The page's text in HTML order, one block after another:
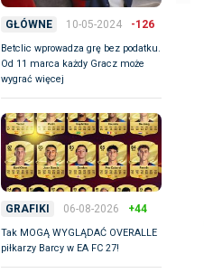
GŁÓWNE 10-05-2024 -126
Betclic wprowadza grę bez podatku.
Od 11 marca każdy Gracz może
wygrać więcej
GRAFIKI 06-08-2026 +44
Tak MOGĄ WYGLĄDAĆ OVERALLE
piłkarzy Barcy w EA FC 27!